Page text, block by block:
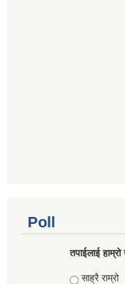
Poll
तपाईलाई
Choices
साह्रै राम्रो